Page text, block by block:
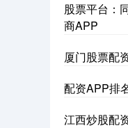
股票平台：
商APP
厦门股票配
配资APP排
江西炒股配